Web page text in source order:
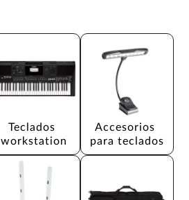
Teclados
workstation
Accesorios
para teclados